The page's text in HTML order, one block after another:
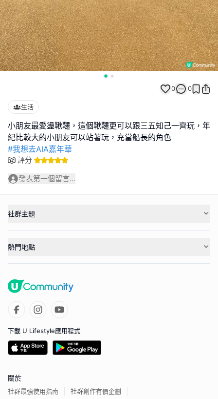
0 0
生活
小朋友最愛盪鞦韆，這個鞦韆更可以跟三五知己一齊玩，年
#我想去AIA嘉年華
評分
發表第一個留言...
社群主題
熱門地點
下載 U Lifestyle應用程式
關於
社群最強使用指南 社群創作有價企劃